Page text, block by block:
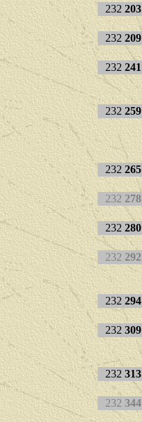
232 203
232 209
232 241
232 259
232 265
232 278
232 280
232 292
232 294
232 309
232 313
232 344